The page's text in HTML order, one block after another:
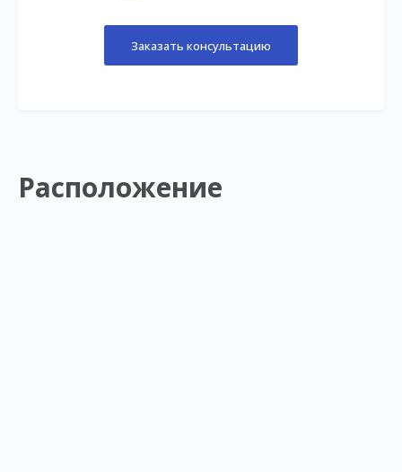
Заказать консультацию
Расположение